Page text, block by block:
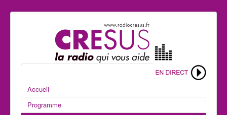
Accueil
Programme